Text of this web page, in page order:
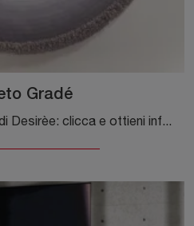
Gradé
Tappeto rotondo Gradé di Desirèe: clicca e ottieni informazioni sui Complementi e tappeti design in tessuto del rinomato marchio!